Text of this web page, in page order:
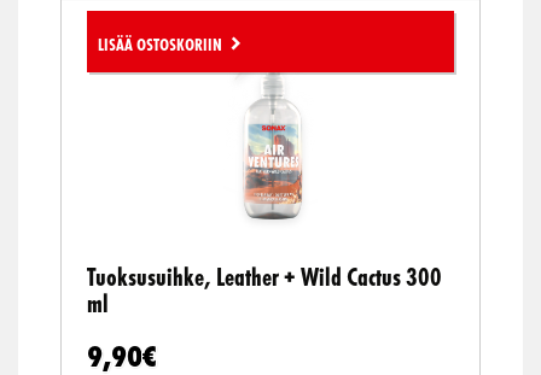
Lisää ostoskoriin
Tuoksusuihke, Leather + Wild Cactus 300
ml
9,90€